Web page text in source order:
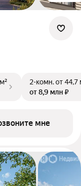
2-комн.от 44,7
от 8,9 млн ₽
мне